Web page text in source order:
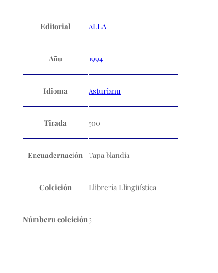
Editorial ALLA
Añu 1994
Idioma Asturianu
Tirada 500
Encuadernación Tapa blandia
Coleición Llibrería Llingüística
Númberu coleición3